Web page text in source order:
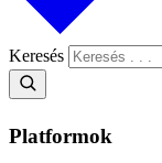
Keresés
Platformok